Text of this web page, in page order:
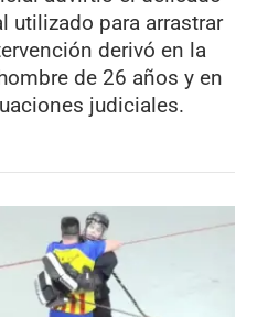
utilizado para arrastrar
derivó en la
de 26 años y en
judiciales.